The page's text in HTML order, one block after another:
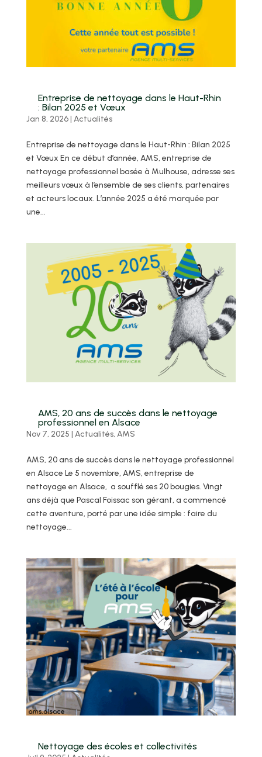
Entreprise de nettoyage dans le Haut-Rhin
: Bilan 2025 et Vœux
Jan 8, 2026| Actualités
Entreprise de nettoyage dans le Haut-Rhin : Bilan 2025
et Vœux En ce début d’année, AMS, entreprise de
nettoyage professionnel basée à Mulhouse, adresse ses
meilleurs vœux à l’ensemble de ses clients, partenaires
et acteurs locaux. L’année 2025 a été marquée par
une...
AMS, 20 ans de succès dans le nettoyage
professionnel en Alsace
Nov 7, 2025 | Actualités, AMS
AMS, 20 ans de succès dans le nettoyage professionnel
en Alsace Le 5 novembre, AMS, entreprise de
nettoyage en Alsace, a soufflé ses 20 bougies. Vingt
ans déjà que Pascal Foissac son gérant, a commencé
cette aventure, porté par une idée simple : faire du
nettoyage...
Nettoyage des écoles et collectivités